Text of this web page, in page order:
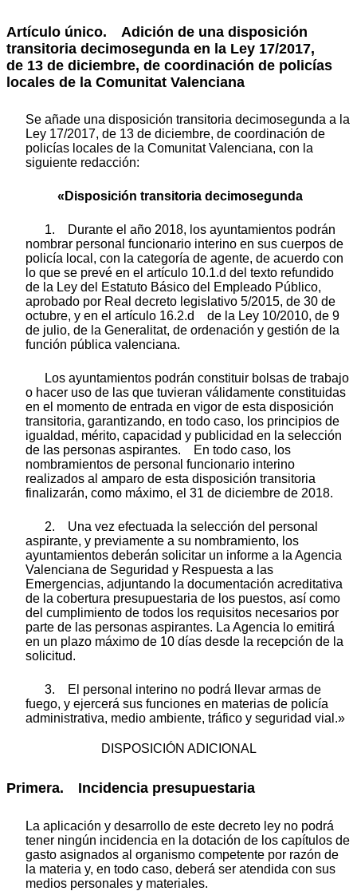
Artículo único. Adición de una disposición
transitoria decimosegunda en la Ley 17/2017,
de 13 de diciembre, de coordinación de policías
locales de la Comunitat Valenciana
Se añade una disposición transitoria decimosegunda a la
Ley 17/2017, de 13 de diciembre, de coordinación de
policías locales de la Comunitat Valenciana, con la
siguiente redacción:
«Disposición transitoria decimosegunda
1. Durante el año 2018, los ayuntamientos podrán
nombrar personal funcionario interino en sus cuerpos de
policía local, con la categoría de agente, de acuerdo con
lo que se prevé en el artículo 10.1.d del texto refundido
de la Ley del Estatuto Básico del Empleado Público,
aprobado por Real decreto legislativo 5/2015, de 30 de
octubre, y en el artículo 16.2.d de la Ley 10/2010, de 9
de julio, de la Generalitat, de ordenación y gestión de la
función pública valenciana.
Los ayuntamientos podrán constituir bolsas de trabajo
o hacer uso de las que tuvieran válidamente constituidas
en el momento de entrada en vigor de esta disposición
transitoria, garantizando, en todo caso, los principios de
igualdad, mérito, capacidad y publicidad en la selección
de las personas aspirantes. En todo caso, los
nombramientos de personal funcionario interino
realizados al amparo de esta disposición transitoria
finalizarán, como máximo, el 31 de diciembre de 2018.
2. Una vez efectuada la selección del personal
aspirante, y previamente a su nombramiento, los
ayuntamientos deberán solicitar un informe a la Agencia
Valenciana de Seguridad y Respuesta a las
Emergencias, adjuntando la documentación acreditativa
de la cobertura presupuestaria de los puestos, así como
del cumplimiento de todos los requisitos necesarios por
parte de las personas aspirantes. La Agencia lo emitirá
en un plazo máximo de 10 días desde la recepción de la
solicitud.
3. El personal interino no podrá llevar armas de
fuego, y ejercerá sus funciones en materias de policía
administrativa, medio ambiente, tráfico y seguridad vial.»
DISPOSICIÓN ADICIONAL
Primera. Incidencia presupuestaria
La aplicación y desarrollo de este decreto ley no podrá
tener ningún incidencia en la dotación de los capítulos de
gasto asignados al organismo competente por razón de
la materia y, en todo caso, deberá ser atendida con sus
medios personales y materiales.